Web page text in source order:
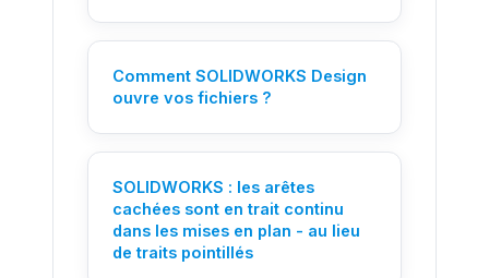
Comment SOLIDWORKS Design
ouvre vos fichiers ?
SOLIDWORKS : les arêtes
cachées sont en trait continu
dans les mises en plan - au lieu
de traits pointillés